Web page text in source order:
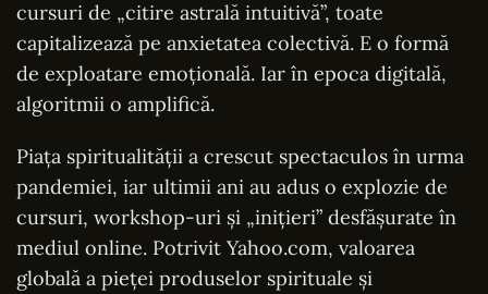
cursuri de „citire astrală intuitivă”, toate
capitalizează pe anxietatea colectivă. E o formă
de exploatare emoțională. Iar în epoca digitală,
algoritmii o amplifică.
Piața spiritualității a crescut spectaculos în urma
pandemiei, iar ultimii ani au adus o explozie de
cursuri, workshop-uri și „inițieri” desfășurate în
mediul online. Potrivit Yahoo.com, valoarea
globală a pieței produselor spirituale și